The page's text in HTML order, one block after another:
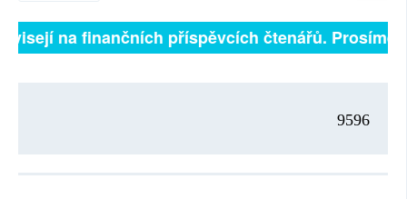
na finančních příspěvcích čtenářů. Prosíme,
9596